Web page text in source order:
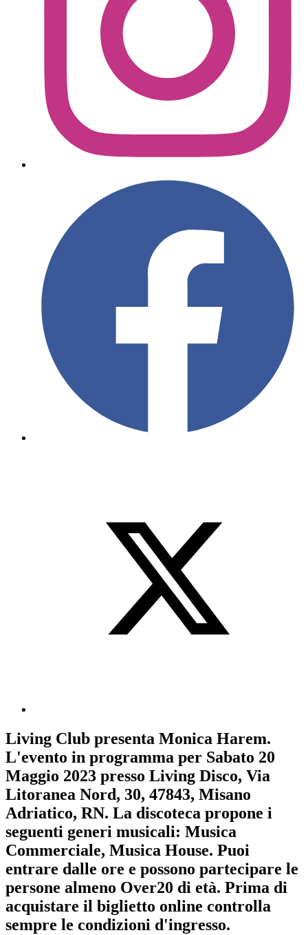
Living Club presenta Monica Harem.
L'evento in programma per Sabato 20
Maggio 2023 presso Living Disco, Via
Litoranea Nord, 30, 47843, Misano
Adriatico, RN. La discoteca propone i
seguenti generi musicali: Musica
Commerciale, Musica House. Puoi
entrare dalle ore e possono partecipare le
persone almeno Over20 di età. Prima di
acquistare il biglietto online controlla
sempre le condizioni d'ingresso.